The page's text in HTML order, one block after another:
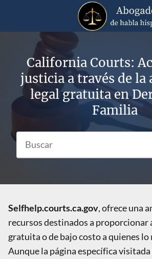
California Courts:
justicia a través de la
legal gratuita en
Familia
Selfhelp.courts.ca.gov, ofrece una
recursos destinados a proporcionar
gratuita o de bajo costo a quienes lo
Aunque la página específica